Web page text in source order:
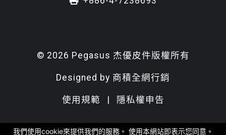
© 2026 Pegasus 杰優皮件版權所有
Designed by 商積全網行銷
使用規範 | 隱私權申告
我們使用cookie來提供我們的服務。 使用本網站即表示您同意。